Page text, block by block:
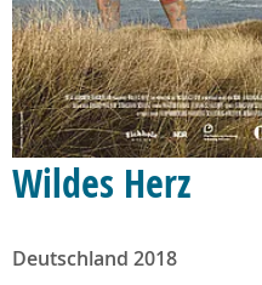
Wildes Herz
Deutschland 2018